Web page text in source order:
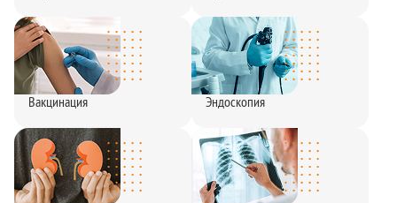
Вакцинация Эндоскопия